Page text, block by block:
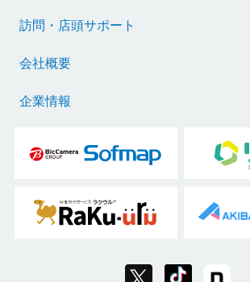
訪問・店頭サポート
会社概要
企業情報